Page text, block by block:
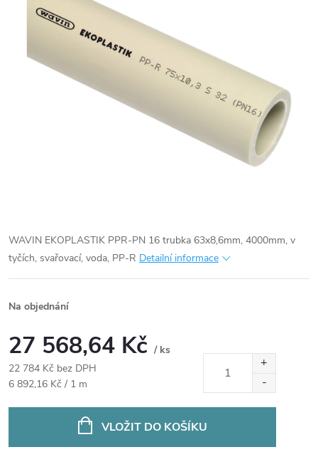
WAVIN EKOPLASTIK PPR-PN 16 trubka 63x8,6mm, 4000mm, v
tyčích, svařovací, voda, PP-R Detailní informace
Na objednání
27 568,64 Kč / ks
22 784 Kč bez DPH
Měrná
6 892,16 Kč / 1 m
VLOŽIT DO KOŠÍKU